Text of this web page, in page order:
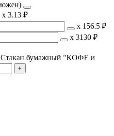
х 3.13 ₽
х 156.5 ₽
х 3130 ₽
Стакан бумажный "КОФЕ и